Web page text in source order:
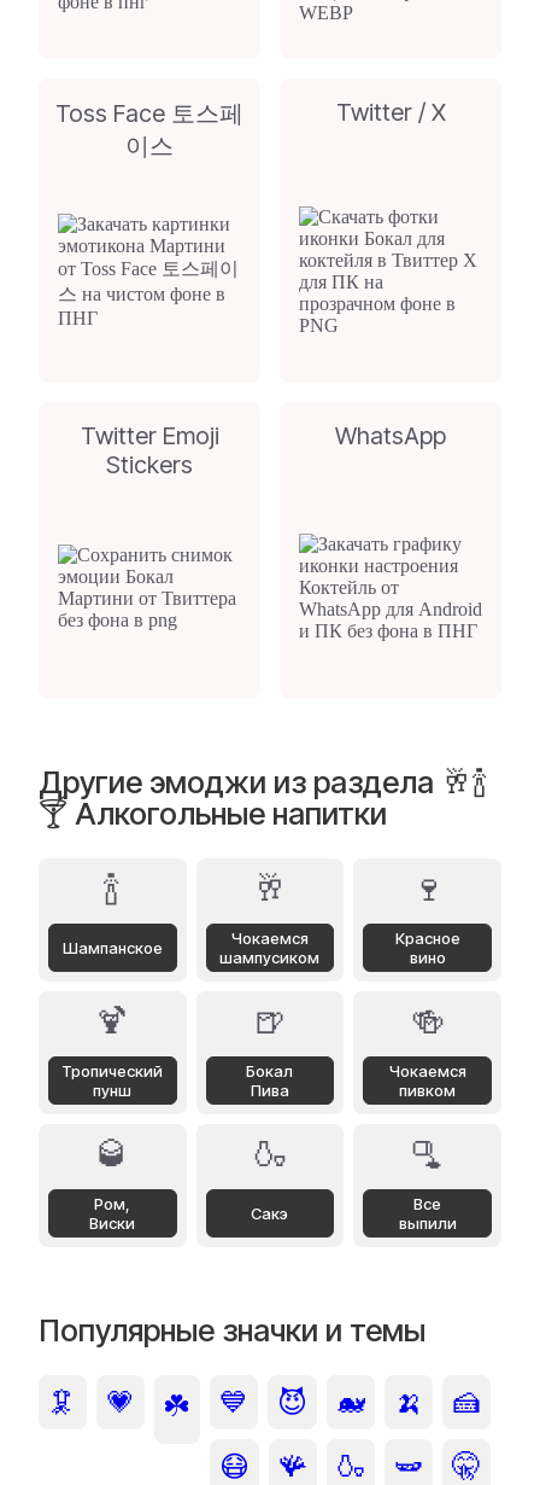
Toss Face 토스페
이스
Twitter / X
Twitter Emoji
Stickers
WhatsApp
Другие эмоджи из раздела 🥂🍾
🍸 Алкогольные напитки
🍾
Шампанское
🥂
Чокаемся
шампусиком
🍷
Красное
вино
🍹
Тропический
пунш
🍺
Бокал
Пива
🍻
Чокаемся
пивком
🥃
Ром,
Виски
🍶
Сакэ
🫗
Все
выпили
Популярные значки и темы
🦑 💗 ☘️ 💙 😈 🐋 🍌
🍰
😷
🪸 🍶 🫛
🤫